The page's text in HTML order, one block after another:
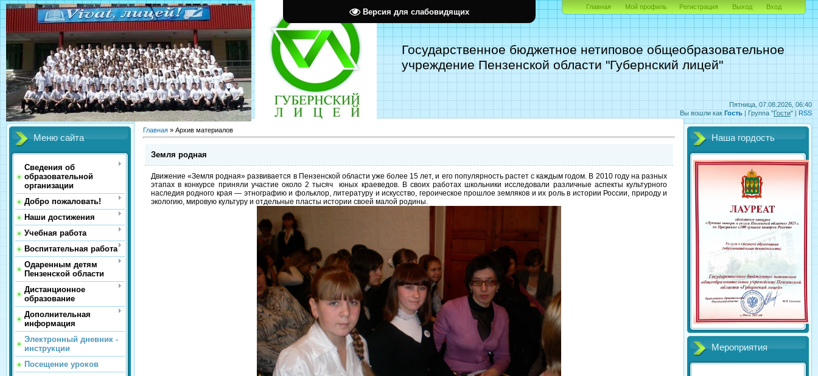
Версия для слабовидящих
Пятница, 07.08.2026, 06:40
Вы вошли как Гость | Группа "Гости" | RSS
Государственное бюджетное нетиповое общеобразовательное
учреждение Пензенской области "Губернский лицей"
Главная Мой профиль Регистрация Выход Вход
Меню сайта
Сведения об
образовательной
организации
Добро пожаловать!
Наши достижения
Учебная работа
Воспитательная работа
Одаренным детям
Пензенской области
Дистанционное
образование
Дополнительная
информация
Электронный дневник -
инструкции
Посещение уроков
Главная » Архив материалов
Земля родная
Движение «Земля родная» развивается в Пензенской области уже более 15 лет, и его популярность растет с каждым годом. В 2010 году на разных
этапах в конкурсе приняли участие около 2 тысяч юных краеведов. В своих работах школьники исследовали различные аспекты культурного
наследия родного края — этнографию и фольклор, литературу и искусство, героическое прошлое земляков и их роль в истории России, природу и
экологию, мировую культуру и отдельные пласты истории своей малой родины.
Наша гордость
Мероприятия